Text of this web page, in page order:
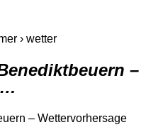
› wetter
–
…
– Wettervorhersage